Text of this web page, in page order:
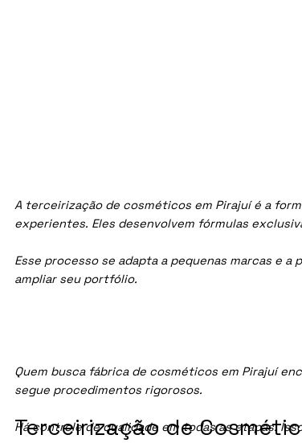
A terceirização de cosméticos em Pirajuí é a
experientes. Eles desenvolvem fórmulas
Esse processo se adapta a pequenas marcas e
ampliar seu portfólio.
Quem busca fábrica de cosméticos em Pirajuí
segue procedimentos rigorosos.
Há controle de qualidade em todas as etapas.
Terceirização de